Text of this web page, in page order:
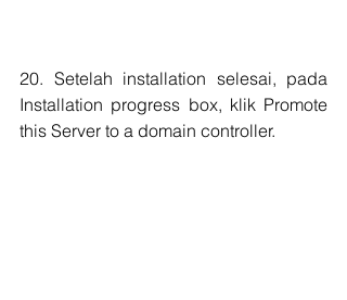
20. Setelah installation selesai, pada
Installation progress box, klik Promote
this Server to a domain controller.